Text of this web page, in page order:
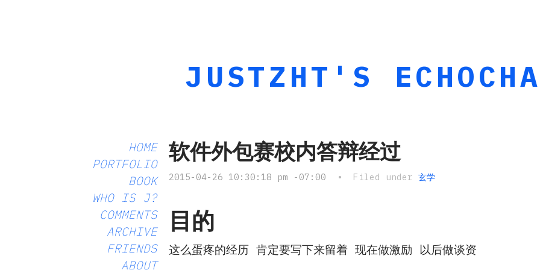
JUSTZHT'S
HOME
PORTFOLIO
BOOK
WHO IS J?
COMMENTS
ARCHIVE
FRIENDS
ABOUT
软件外包赛校内答辩经过
2015-04-26 10:30:18 pm -07:00 • Filed under玄学
目的
这么蛋疼的经历 肯定要写下来留着 现在做激励 以后做谈资